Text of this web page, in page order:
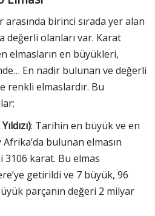
birinci sırada yer alan
değerli olanları var. Karat
elmasların en büyükleri,
En nadir bulunan ve değerli
renkli elmaslardır. Bu
: Tarihin en büyük ve en
bulunan elmasın
3106 karat. Bu elmas
getirildi ve 7 büyük, 96
parçanın değeri 2 milyar